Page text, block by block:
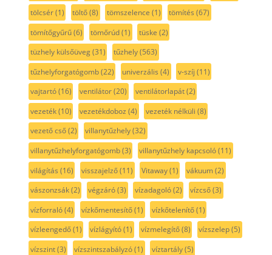
tölcsér(1) töltő(8) tömszelence (1) tömítés (67)
tömítőgyűrű(6) tömőrúd(1) tüske (2)
tüzhely külsőüveg(31) tűzhely(563)
tűzhelyforgatógomb(22) univerzális (4) v-szíj (11)
vajtartó(16) ventilátor(20) ventilátorlapát(2)
vezeték(10) vezetékdoboz (4) vezeték nélküli (8)
vezető cső(2) villanytűzhely(32)
villanytűzhelyforgatógomb(3) villanytűzhely kapcsoló(11)
világítás (16) visszajelző(11) Vitaway(1) vákuum(2)
vászonzsák(2) végzáró(3) vízadagoló(2) vízcső(3)
vízforraló(4) vízkőmentesítő(1) vízkőtelenítő(1)
vízleengedő(1) vízlágyító(1) vízmelegítő(8) vízszelep(5)
vízszint(3) vízszintszabályzó(1) víztartály(5)